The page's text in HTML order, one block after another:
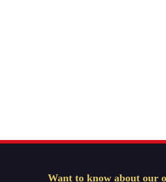
Want to know about our